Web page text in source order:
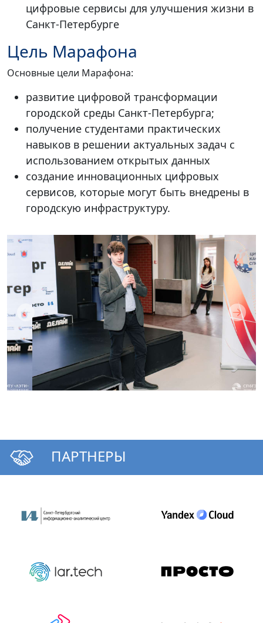
цифровые сервисы для улучшения жизни в
Санкт-Петербурге
Цель Марафона
Основные цели Марафона:
развитие цифровой трансформации
городской среды Санкт-Петербурга;
получение студентами практических
навыков в решении актуальных задач с
использованием открытых данных
создание инновационных цифровых
сервисов, которые могут быть внедрены в
городскую инфраструктуру.
ПАРТНЕРЫ